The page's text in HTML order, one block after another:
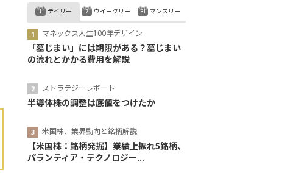
デイリー
マネックス人生100年デザイン
「墓じまい」には期限がある？墓じまい
の流れとかかる費用を解説
ストラテジーレポート
半導体株の調整は底値をつけたか
米国株、業界動向と銘柄解説
【米国株：銘柄発掘】業績上振れ5銘柄、
パランティア・テクノロジー...
ウイークリー マンスリー